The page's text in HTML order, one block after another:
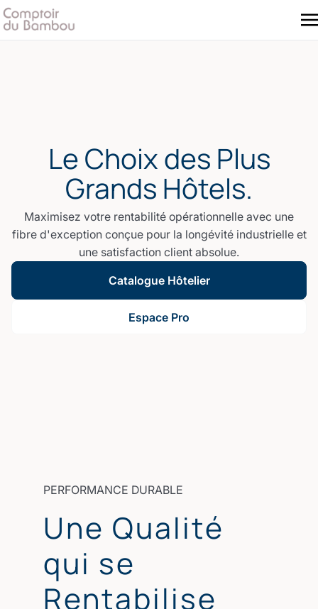
Le Choix des Plus
Grands Hôtels.
Maximisez votre rentabilité opérationnelle avec une
fibre d'exception conçue pour la longévité industrielle et
une satisfaction client absolue.
Catalogue Hôtelier
Espace Pro
PERFORMANCE DURABLE
Une Qualité
qui se
Rentabilise